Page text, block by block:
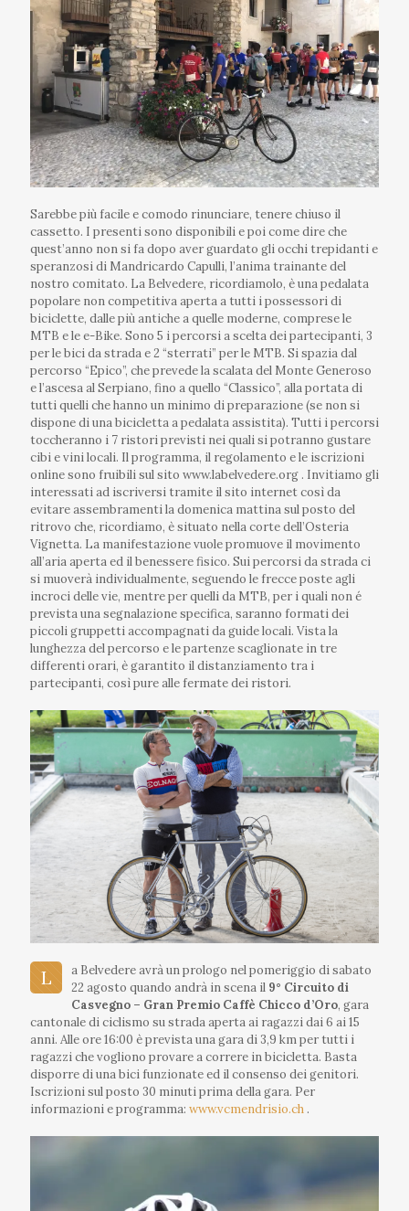
Sarebbe più facile e comodo rinunciare, tenere chiuso il
cassetto. I presenti sono disponibili e poi come dire che
quest’anno non si fa dopo aver guardato gli occhi trepidanti e
speranzosi di Mandricardo Capulli, l’anima trainante del
nostro comitato. La Belvedere, ricordiamolo, è una pedalata
popolare non competitiva aperta a tutti i possessori di
biciclette, dalle più antiche a quelle moderne, comprese le
MTB e le e-Bike. Sono 5 i percorsi a scelta dei partecipanti, 3
per le bici da strada e 2 “sterrati” per le MTB. Si spazia dal
percorso “Epico”, che prevede la scalata del Monte Generoso
e l’ascesa al Serpiano, fino a quello “Classico”, alla portata di
tutti quelli che hanno un minimo di preparazione (se non si
dispone di una bicicletta a pedalata assistita). Tutti i percorsi
toccheranno i 7 ristori previsti nei quali si potranno gustare
cibi e vini locali. Il programma, il regolamento e le iscrizioni
online sono fruibili sul sito www.labelvedere.org . Invitiamo gli
interessati ad iscriversi tramite il sito internet così da
evitare assembramenti la domenica mattina sul posto del
ritrovo che, ricordiamo, è situato nella corte dell’Osteria
Vignetta. La manifestazione vuole promuove il movimento
all’aria aperta ed il benessere fisico. Sui percorsi da strada ci
si muoverà individualmente, seguendo le frecce poste agli
incroci delle vie, mentre per quelli da MTB, per i quali non é
prevista una segnalazione specifica, saranno formati dei
piccoli gruppetti accompagnati da guide locali. Vista la
lunghezza del percorso e le partenze scaglionate in tre
differenti orari, è garantito il distanziamento tra i
partecipanti, così pure alle fermate dei ristori.
L
a Belvedere avrà un prologo nel pomeriggio di sabato
22 agosto quando andrà in scena il 9° Circuito di
Casvegno – Gran Premio Caffè Chicco d’Oro, gara
cantonale di ciclismo su strada aperta ai ragazzi dai 6 ai 15
anni. Alle ore 16:00 è prevista una gara di 3,9 km per tutti i
ragazzi che vogliono provare a correre in bicicletta. Basta
disporre di una bici funzionate ed il consenso dei genitori.
Iscrizioni sul posto 30 minuti prima della gara. Per
informazioni e programma: www.vcmendrisio.ch .